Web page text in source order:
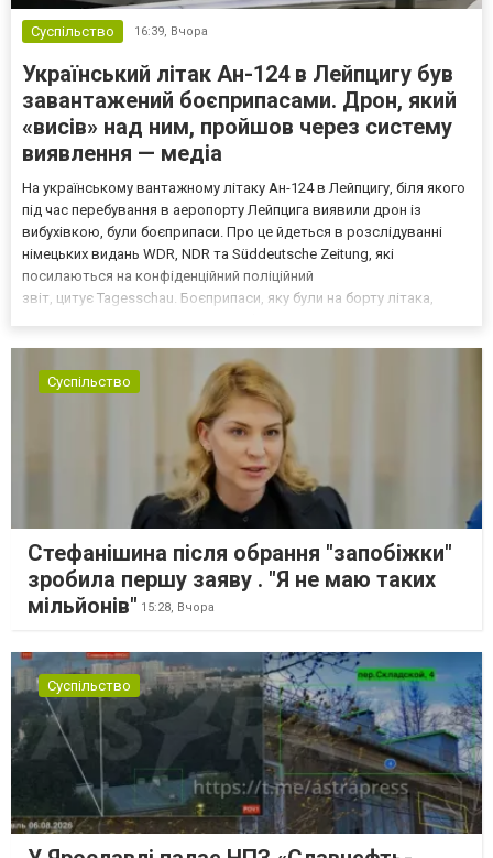
Суспільство 16:39, Вчора
Український літак Ан-124 в Лейпцигу був
завантажений боєприпасами. Дрон, який
«висів» над ним, пройшов через систему
виявлення — медіа
На українському вантажному літаку Ан-124 в Лейпцигу, біля якого
під час перебування в аеропорту Лейпцига виявили дрон із
вибухівкою, були боєприпаси. Про це йдеться в розслідуванні
німецьких видань WDR, NDR та Süddeutsche Zeitung, які
посилаються на конфіденційний поліційний
звіт, цитує Tagesschau. Боєприпаси, яку були на борту літака,
Суспільство
Стефанішина після обрання "запобіжки"
зробила першу заяву . "Я не маю таких
мільйонів" 15:28, Вчора
Суспільство